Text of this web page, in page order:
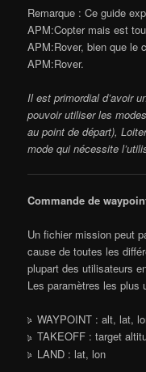
Remarque : Ce guide
APM:Copter mais est
APM:Rover, bien que le
APM:Rover.
Il est primordial d’avoir
pouvoir utiliser les
au point de départ),
mode qui nécessite
Commande de
Un fichier mission peut
cause de toutes les
plupart des utilisateurs
Les paramètres les plus
WAYPOINT : alt, lat,
TAKEOFF : target
LAND : lat, lon